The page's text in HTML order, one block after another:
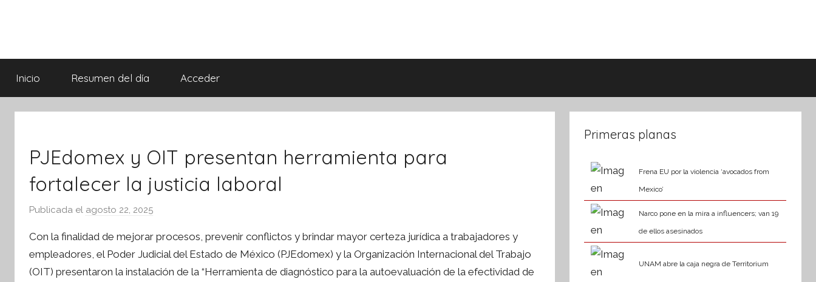
Informativa
Inicio Resumen del día Acceder
PJEdomex y OIT presentan herramienta para
fortalecer la justicia laboral
Publicada el agosto 22, 2025
S
í
Con la finalidad de mejorar procesos, prevenir conflictos y brindar mayor certeza jurídica a trabajadores y
empleadores, el Poder Judicial del Estado de México (PJEdomex) y la Organización Internacional del Trabajo
(OIT) presentaron la instalación de la “Herramienta de diagnóstico para la autoevaluación de la efectividad de
Primeras planas
Frena EU por la violencia ‘avocados from
Mexico’
Narco pone en la mira a influencers; van 19
de ellos asesinados
UNAM abre la caja negra de Territorium